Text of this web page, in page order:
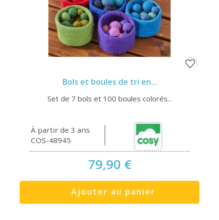
Bols et boules de tri en...
Set de 7 bols et 100 boules colorés...
À partir de 3 ans
COS-48945
79,90 €
Ajouter au panier
favorite_border